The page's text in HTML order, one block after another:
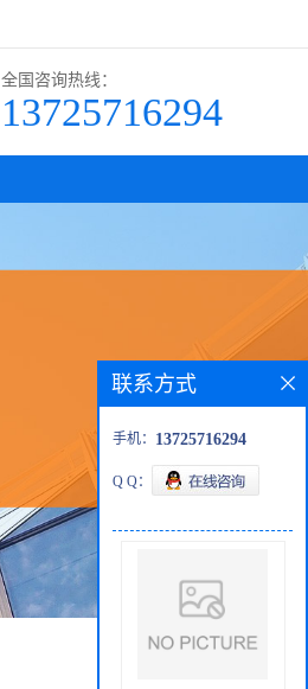
全国咨询热线：
13725716294
联系方式
手机： 13725716294
Q Q：